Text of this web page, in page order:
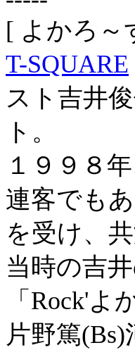
[ よかろ～
T-SQUARE
スト吉井
ト。
１９９８
連客でも
を受け、
当時の吉
「Rock'
片野篤